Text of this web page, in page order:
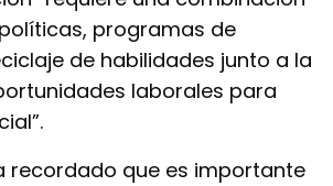
programas de
de habilidades junto a la
laborales para
recordado que es importante